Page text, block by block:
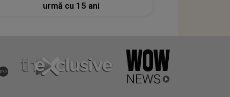
urmă cu 15 ani